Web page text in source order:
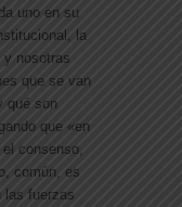
uno en su
la
y nosotras
que se van
qué son
que «en
consenso,
común, es
las fuerzas